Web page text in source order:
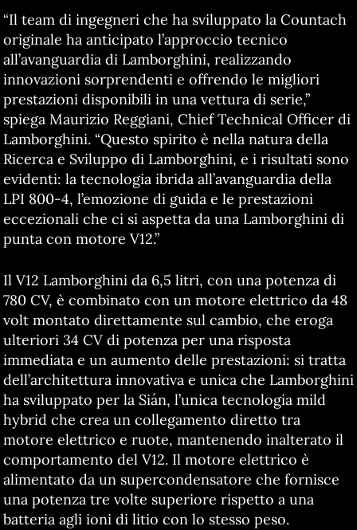
“Il team di ingegneri che ha sviluppato la Countach
originale ha anticipato l’approccio tecnico
all’avanguardia di Lamborghini, realizzando
innovazioni sorprendenti e offrendo le migliori
prestazioni disponibili in una vettura di serie,”
spiega Maurizio Reggiani, Chief Technical Officer di
Lamborghini. “Questo spirito è nella natura della
Ricerca e Sviluppo di Lamborghini, e i risultati sono
evidenti: la tecnologia ibrida all’avanguardia della
LPI 800-4, l’emozione di guida e le prestazioni
eccezionali che ci si aspetta da una Lamborghini di
punta con motore V12.”
Il V12 Lamborghini da 6,5 litri, con una potenza di
780 CV, è combinato con un motore elettrico da 48
volt montato direttamente sul cambio, che eroga
ulteriori 34 CV di potenza per una risposta
immediata e un aumento delle prestazioni: si tratta
dell’architettura innovativa e unica che Lamborghini
ha sviluppato per la Sián, l’unica tecnologia mild
hybrid che crea un collegamento diretto tra
motore elettrico e ruote, mantenendo inalterato il
comportamento del V12. Il motore elettrico è
alimentato da un supercondensatore che fornisce
una potenza tre volte superiore rispetto a una
batteria agli ioni di litio con lo stesso peso.